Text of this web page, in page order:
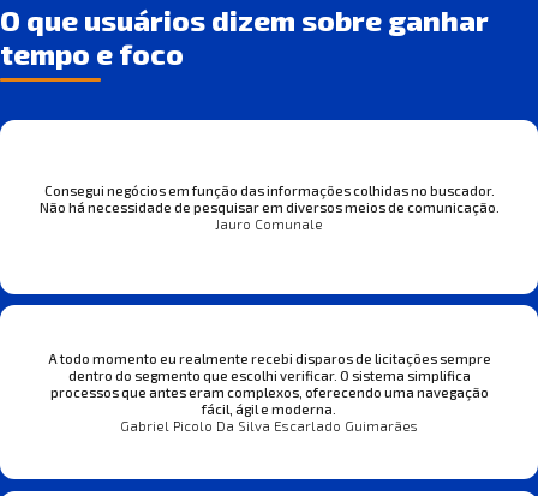
O que usuários dizem sobre ganhar
tempo e foco
Consegui negócios em função das informações colhidas no buscador.
Não há necessidade de pesquisar em diversos meios de comunicação.
Jauro Comunale
A todo momento eu realmente recebi disparos de licitações sempre
dentro do segmento que escolhi verificar. O sistema simplifica
processos que antes eram complexos, oferecendo uma navegação
fácil, ágil e moderna.
Gabriel Picolo Da Silva Escarlado Guimarães